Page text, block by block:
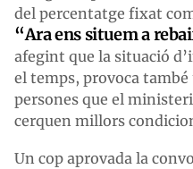
del percentatge fixat
“Ara ens situem a
afegint que la situació
el temps, provoca
persones que el
cerquen millors
Un cop aprovada la